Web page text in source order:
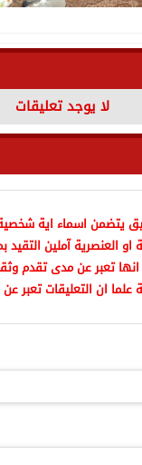
لا يوجد تعليقات
يتضمن اسماء اية شخصية
او العنصرية آملين
تعبر عن مدى تقدم
علما ان التعليقات تعبر